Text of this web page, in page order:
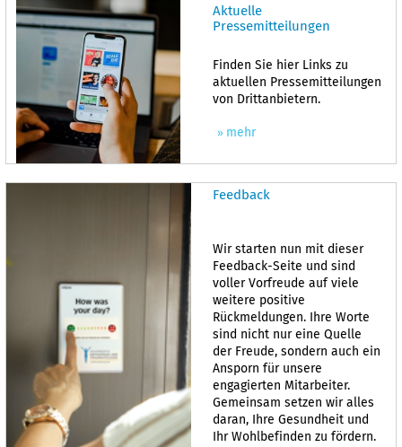
Aktuelle
Pressemitteilungen
Finden Sie hier Links zu
aktuellen Pressemitteilungen
von Drittanbietern.
mehr
Feedback
Wir starten nun mit dieser
Feedback-Seite und sind
voller Vorfreude auf viele
weitere positive
Rückmeldungen. Ihre Worte
sind nicht nur eine Quelle
der Freude, sondern auch ein
Ansporn für unsere
engagierten Mitarbeiter.
Gemeinsam setzen wir alles
daran, Ihre Gesundheit und
Ihr Wohlbefinden zu fördern.